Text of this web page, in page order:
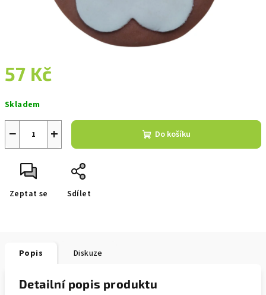
57 Kč
cena:
Skladem
+
− Do košíku
Zeptat se Sdílet
Popis Diskuze
Detailní popis produktu